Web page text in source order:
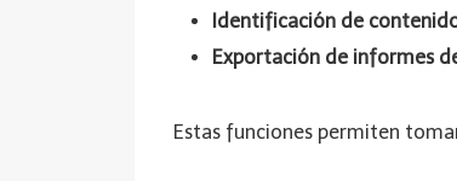
Identificación de
Exportación de informes
Estas funciones permiten